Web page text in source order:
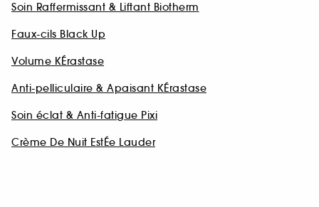
Soin Raffermissant & Liftant Biotherm
Faux-cils Black Up
Volume KÉrastase
Anti-pelliculaire & Apaisant KÉrastase
Soin éclat & Anti-fatigue Pixi
Crème De Nuit EstÉe Lauder